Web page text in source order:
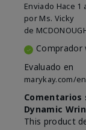
Enviado Hace 1
por Ms. Vicky
de
Comprador
Evaluado en
marykay.com/
Comentarios
Dynamic
This product